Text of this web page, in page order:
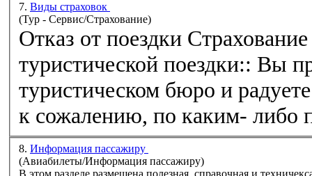
7. Виды страховок
(Тур - Сервис/Страхование)
Отказ от поездки Страхование в случае отказа от
туристической поездки:: Вы преобрели путевку в
туристическом бюро и
к сожалению, по каким- либо
8. Информация пассажиру
(Aвиабилеты/Информация пассажиру)
В этом разделе размещена полезная справочная и